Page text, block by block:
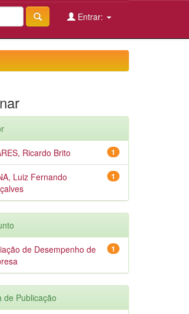
Entrar:
1
Ricardo Brito
1
Luiz Fernando
1
de Desempenho de
de Publicação